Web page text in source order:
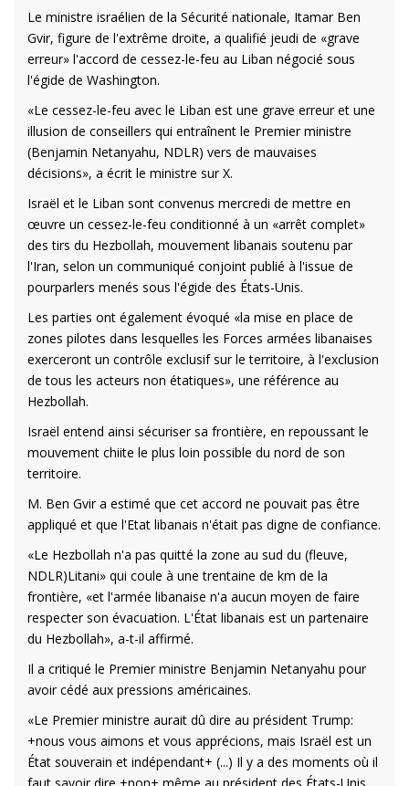
Le ministre israélien de la Sécurité nationale, Itamar Ben
Gvir, figure de l'extrême droite, a qualifié jeudi de «grave
erreur» l'accord de cessez-le-feu au Liban négocié sous
l'égide de Washington.
«Le cessez-le-feu avec le Liban est une grave erreur et une
illusion de conseillers qui entraînent le Premier ministre
(Benjamin Netanyahu, NDLR) vers de mauvaises
décisions», a écrit le ministre sur X.
Israël et le Liban sont convenus mercredi de mettre en
œuvre un cessez-le-feu conditionné à un «arrêt complet»
des tirs du Hezbollah, mouvement libanais soutenu par
l'Iran, selon un communiqué conjoint publié à l'issue de
pourparlers menés sous l'égide des États-Unis.
Les parties ont également évoqué «la mise en place de
zones pilotes dans lesquelles les Forces armées libanaises
exerceront un contrôle exclusif sur le territoire, à l'exclusion
de tous les acteurs non étatiques», une référence au
Hezbollah.
Israël entend ainsi sécuriser sa frontière, en repoussant le
mouvement chiite le plus loin possible du nord de son
territoire.
M. Ben Gvir a estimé que cet accord ne pouvait pas être
appliqué et que l'Etat libanais n'était pas digne de confiance.
«Le Hezbollah n'a pas quitté la zone au sud du (fleuve,
NDLR)Litani» qui coule à une trentaine de km de la
frontière, «et l'armée libanaise n'a aucun moyen de faire
respecter son évacuation. L'État libanais est un partenaire
du Hezbollah», a-t-il affirmé.
Il a critiqué le Premier ministre Benjamin Netanyahu pour
avoir cédé aux pressions américaines.
«Le Premier ministre aurait dû dire au président Trump:
+nous vous aimons et vous apprécions, mais Israël est un
État souverain et indépendant+ (...) Il y a des moments où il
faut savoir dire +non+ même au président des États-Unis,